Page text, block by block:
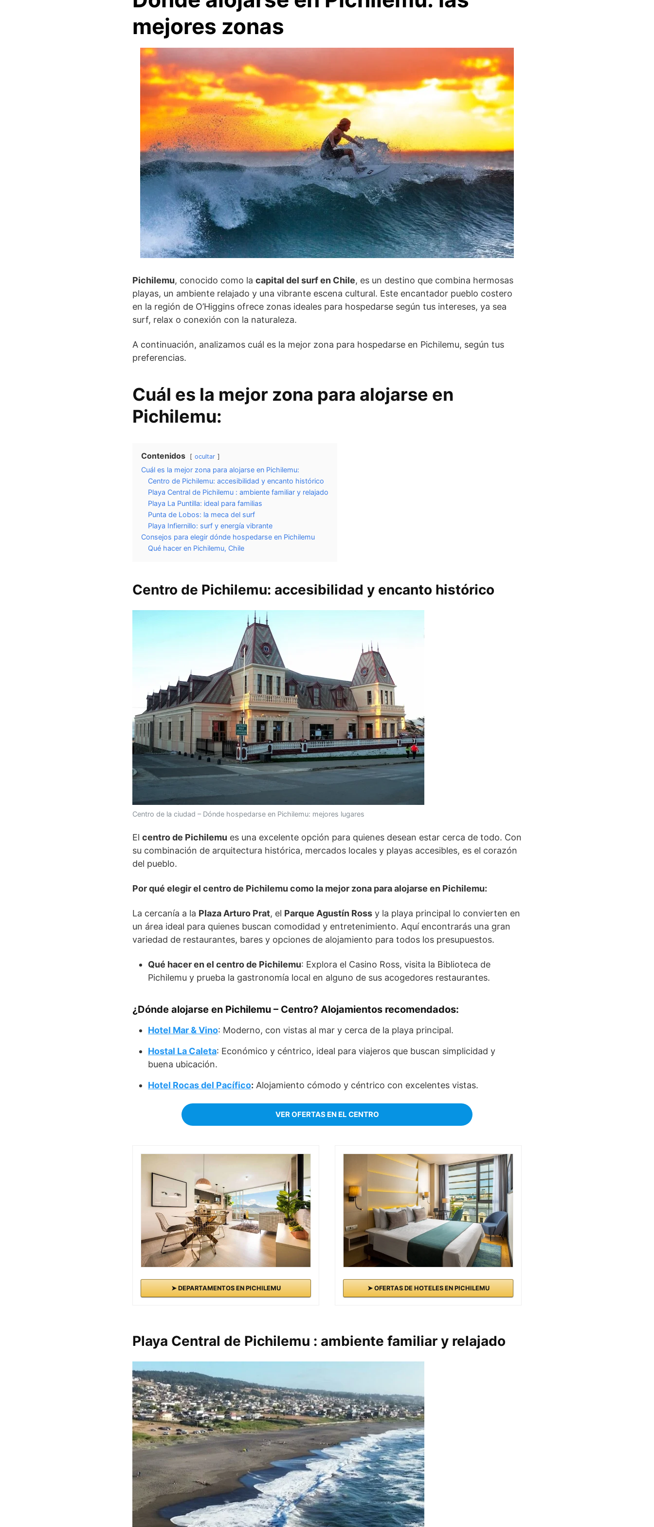
mejores zonas
Pichilemu, conocido como la capital del surf en Chile, es un destino que combina hermosas
playas, un ambiente relajado y una vibrante escena cultural. Este encantador pueblo costero
en la región de O’Higgins ofrece zonas ideales para hospedarse según tus intereses, ya sea
surf, relax o conexión con la naturaleza.
A continuación, analizamos cuál es la mejor zona para hospedarse en Pichilemu, según tus
preferencias.
Cuál es la mejor zona para alojarse en
Pichilemu:
Contenidos ocultar
Cuál es la mejor zona para alojarse en Pichilemu:
Centro de Pichilemu: accesibilidad y encanto histórico
Playa Central de Pichilemu : ambiente familiar y relajado
Playa La Puntilla: ideal para familias
Punta de Lobos: la meca del surf
Playa Infiernillo: surf y energía vibrante
Consejos para elegir dónde hospedarse en Pichilemu
Qué hacer en Pichilemu, Chile
Centro de Pichilemu: accesibilidad y encanto histórico
Centro de la ciudad – Dónde hospedarse en Pichilemu: mejores lugares
El centro de Pichilemu es una excelente opción para quienes desean estar cerca de todo. Con
su combinación de arquitectura histórica, mercados locales y playas accesibles, es el corazón
del pueblo.
Por qué elegir el centro de Pichilemu como la mejor zona para alojarse en Pichilemu:
La cercanía a la Plaza Arturo Prat, el Parque Agustín Ross y la playa principal lo convierten en
un área ideal para quienes buscan comodidad y entretenimiento. Aquí encontrarás una gran
variedad de restaurantes, bares y opciones de alojamiento para todos los presupuestos.
Qué hacer en el centro de Pichilemu: Explora el Casino Ross, visita la Biblioteca de
Pichilemu y prueba la gastronomía local en alguno de sus acogedores restaurantes.
¿Dónde alojarse en Pichilemu – Centro? Alojamientos recomendados:
Hotel Mar & Vino: Moderno, con vistas al mar y cerca de la playa principal.
Hostal La Caleta: Económico y céntrico, ideal para viajeros que buscan simplicidad y
buena ubicación.
Hotel Rocas del Pacífico: Alojamiento cómodo y céntrico con excelentes vistas.
VER OFERTAS EN EL CENTRO
➤ DEPARTAMENTOS EN PICHILEMU ➤ OFERTAS DE HOTELES EN PICHILEMU
Playa Central de Pichilemu : ambiente familiar y relajado